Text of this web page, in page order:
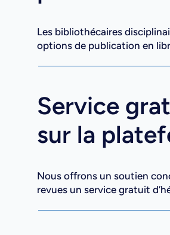
Les bibliothécaires
options de publication en
Service
sur la
Nous offrons un soutien
revues un service gratuit